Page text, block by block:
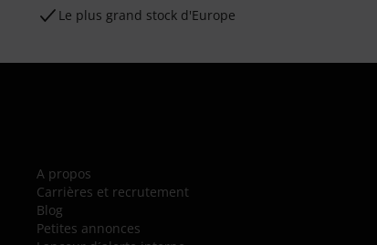
Le plus grand stock d'Europe
A propos
Carrières et recrutement
Blog
Petites annonces